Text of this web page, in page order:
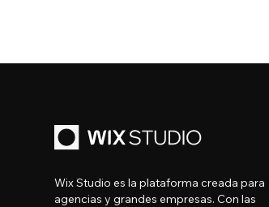
Wix Studio es la plataforma creada para
agencias y grandes empresas. Con las